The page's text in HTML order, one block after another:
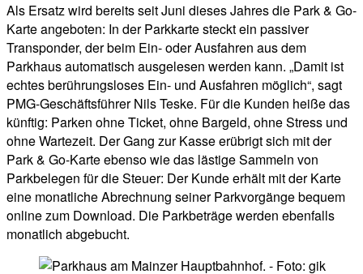
Als Ersatz wird bereits seit Juni dieses Jahres die Park & Go-
Karte angeboten: In der Parkkarte steckt ein passiver
Transponder, der beim Ein- oder Ausfahren aus dem
Parkhaus automatisch ausgelesen werden kann. „Damit ist
echtes berührungsloses Ein- und Ausfahren möglich“, sagt
PMG-Geschäftsführer Nils Teske. Für die Kunden heiße das
künftig: Parken ohne Ticket, ohne Bargeld, ohne Stress und
ohne Wartezeit. Der Gang zur Kasse erübrigt sich mit der
Park & Go-Karte ebenso wie das lästige Sammeln von
Parkbelegen für die Steuer: Der Kunde erhält mit der Karte
eine monatliche Abrechnung seiner Parkvorgänge bequem
online zum Download. Die Parkbeträge werden ebenfalls
monatlich abgebucht.